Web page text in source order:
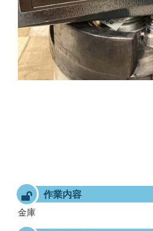
作業内容
金庫